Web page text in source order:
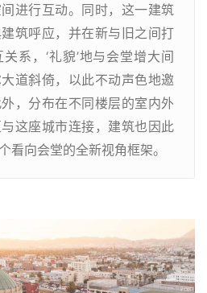
进行互动。同时，这一建筑
筑呼应，并在新与旧之间打
系，‘礼貌’地与会堂增大间
道斜倚，以此不动声色地邀
，分布在不同楼层的室内外
这座城市连接，建筑也因此
看向会堂的全新视角框架。